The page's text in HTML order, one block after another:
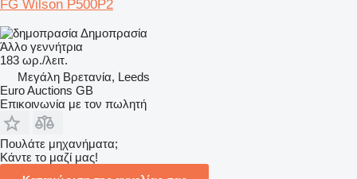
FG Wilson P500P2
Δημοπρασία
Άλλο γεννήτρια
183 ωρ./λειτ.
Μεγάλη Βρετανία, Leeds
Euro Auctions GB
Επικοινωνία με τον πωλητή
Πουλάτε μηχανήματα;
Κάντε το μαζί μας!